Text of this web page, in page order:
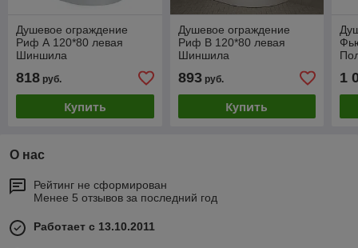
Душевое ограждение
Риф А 120*80 левая
Шиншила
818 руб.
Купить
Душевое ограждение
Риф В 120*80 левая
Шиншила
893руб.
Купить
1
О нас
Рейтинг не сформирован
Менее 5 отзывов за последний год
Работает с 13.10.2011